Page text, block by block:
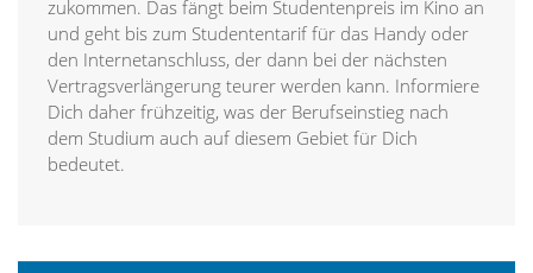
zukommen. Das fängt beim Studentenpreis im Kino an
und geht bis zum Studententarif für das Handy oder
den Internetanschluss, der dann bei der nächsten
Vertragsverlängerung teurer werden kann. Informiere
Dich daher frühzeitig, was der Berufseinstieg nach
dem Studium auch auf diesem Gebiet für Dich
bedeutet.